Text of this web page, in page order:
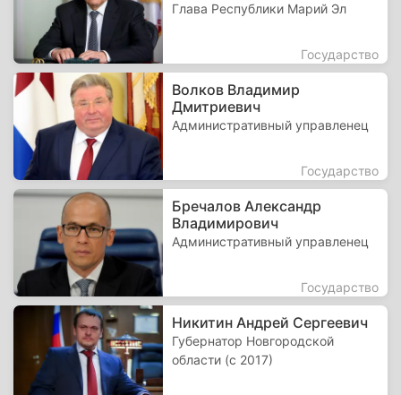
Глава Республики Марий Эл
Государство
Волков Владимир
Дмитриевич
Административный управленец
Государство
Бречалов Александр
Владимирович
Административный управленец
Государство
Никитин Андрей Сергеевич
Губернатор Новгородской
области (с 2017)